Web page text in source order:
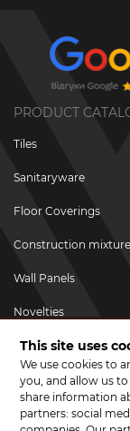
PRODUCT
Tiles
Sanitaryware
Floor Coverings
Construction
Wall Panels
Novelties
Promotional goods
Promotions &
This site uses
We use cookies to
you, and allow us
share information
partners: social